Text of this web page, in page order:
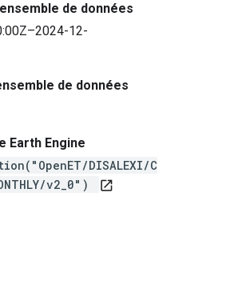
de données
12-
de données
Earth Engine
DISALEXI/C
v2_0")
open_in_new